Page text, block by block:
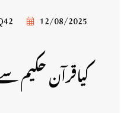
12/08/2025
کیاقرآن حکیم